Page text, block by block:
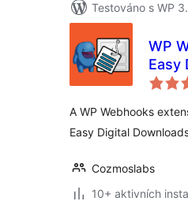
Testováno s WP
WP
Easy
A WP Webhooks
Easy Digital
Cozmoslabs
10+ aktivních